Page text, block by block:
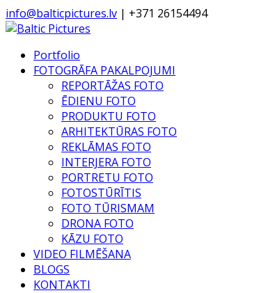
info@balticpictures.lv | +371 26154494
Portfolio
FOTOGRĀFA PAKALPOJUMI
REPORTĀŽAS FOTO
ĒDIENU FOTO
PRODUKTU FOTO
ARHITEKTŪRAS FOTO
REKLĀMAS FOTO
INTERJERA FOTO
PORTRETU FOTO
FOTOSTŪRĪTIS
FOTO TŪRISMAM
DRONA FOTO
KĀZU FOTO
VIDEO FILMĒŠANA
BLOGS
KONTAKTI